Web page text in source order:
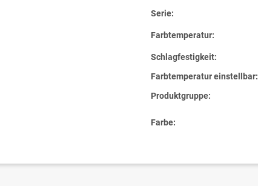
Serie:
Farbtemperatur:
Schlagfestigkeit:
Farbtemperatur einstellbar:
Produktgruppe:
Farbe: